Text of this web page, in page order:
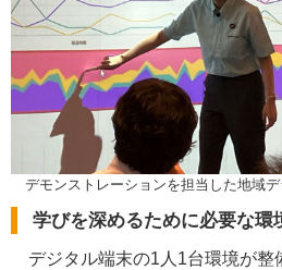
デモンストレーションを担当した地域
学びを深めるために必要な環
デジタル端末の1人1台環境が整